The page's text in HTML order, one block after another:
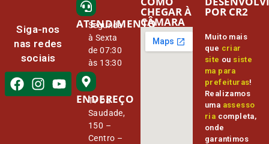
Siga-nos
nas redes
sociais
ATENDIMENTO
Segunda
à Sexta
de 07:30
às 13:30
ENDEREÇO
Tv Da
Saudade,
150 –
Centro –
CHEGAR À
CÂMARA
Muito mais
que criar
site ou siste
ma para
prefeituras!
Realizamos
uma assesso
ria completa,
onde
garantimos
POR CR2